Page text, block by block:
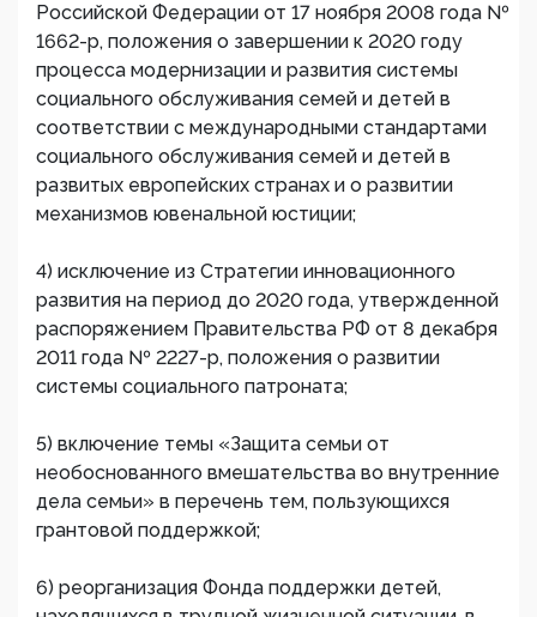
Российской Федерации от 17 ноября 2008 года №
1662-р, положения о завершении к 2020 году
процесса модернизации и развития системы
социального обслуживания семей и детей в
соответствии с международными стандартами
социального обслуживания семей и детей в
развитых европейских странах и о развитии
механизмов ювенальной юстиции;
4) исключение из Стратегии инновационного
развития на период до 2020 года, утвержденной
распоряжением Правительства РФ от 8 декабря
2011 года № 2227-р, положения о развитии
системы социального патроната;
5) включение темы «Защита семьи от
необоснованного вмешательства во внутренние
дела семьи» в перечень тем, пользующихся
грантовой поддержкой;
6) реорганизация Фонда поддержки детей,